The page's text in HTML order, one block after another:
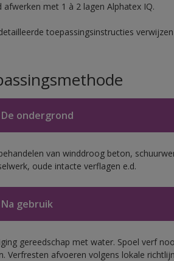
afwerken met 1 à 2 lagen Alphatex IQ.
toepassingsinstructies
De ondergrond
van winddroog beton,
oude intacte verflagen e.d.
Na gebruik
gereedschap met water. Spoel verf
Verfresten afvoeren volgens lokale